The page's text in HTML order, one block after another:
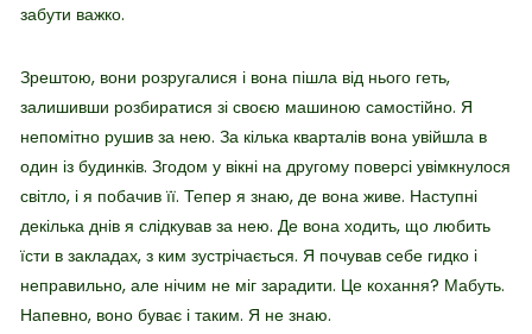
забути важко.
Зрештою, вони розругалися і вона пішла від нього геть,
залишивши розбиратися зі своєю машиною самостійно. Я
непомітно рушив за нею. За кілька кварталів вона увійшла в
один із будинків. Згодом у вікні на другому поверсі увімкнулося
світло, і я побачив її. Тепер я знаю, де вона живе. Наступні
декілька днів я слідкував за нею. Де вона ходить, що любить
їсти в закладах, з ким зустрічається. Я почував себе гидко і
неправильно, але нічим не міг зарадити. Це кохання? Мабуть.
Напевно, воно буває і таким. Я не знаю.